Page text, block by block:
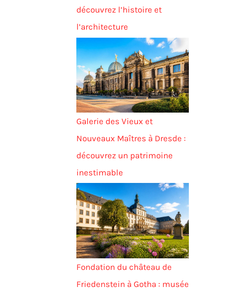
découvrez l’histoire et
l’architecture
Galerie des Vieux et
Nouveaux Maîtres à Dresde :
découvrez un patrimoine
inestimable
Fondation du château de
Friedenstein à Gotha : musée